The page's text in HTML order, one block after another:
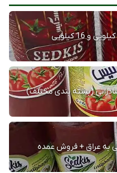
(بسته بندی مختلف)
به عراق + فروش عمده